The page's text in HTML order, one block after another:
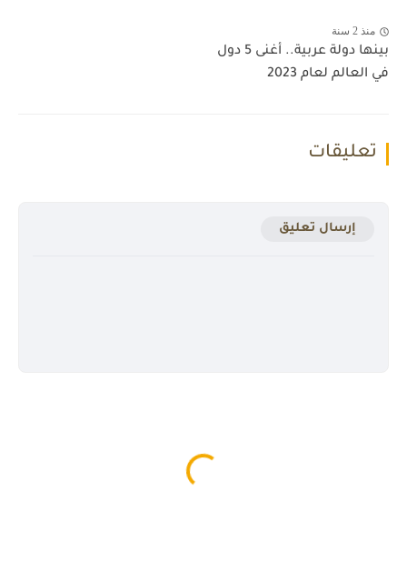
منذ 2 سنة
بينها دولة عربية.. أغنى 5 دول
في العالم لعام 2023
تعليقات
إرسال تعليق